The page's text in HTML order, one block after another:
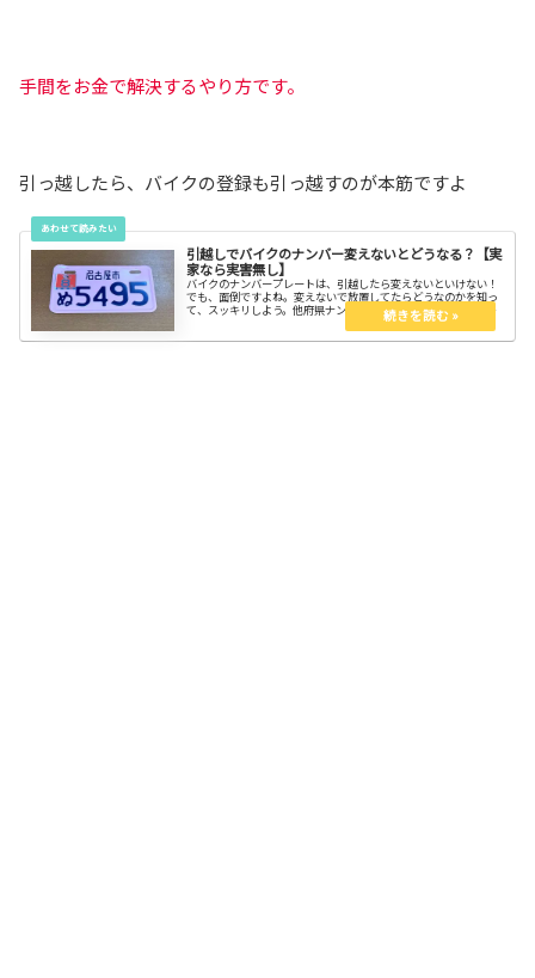
手間をお金で解決するやり方です。
引っ越したら、バイクの登録も引っ越すのが本筋ですよ
引越しでバイクのナンバー変えないとどうなる？【実
家なら実害無し】
バイクのナンバープレートは、引越したら変えないといけない！
でも、面倒ですよね。変えないで放置してたらどうなのかを知っ
て、スッキリしよう。他府県ナンバーのバイクに乗ってると、話
の切っ掛けにもなるし、自己紹介代わりにもなる。新しい生活